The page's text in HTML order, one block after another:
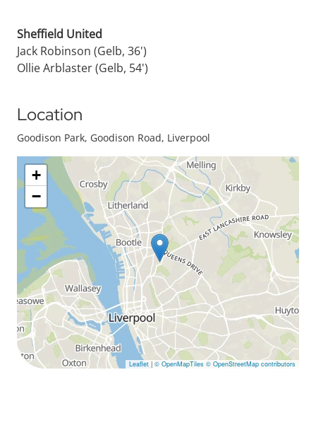
Sheffield United
Jack Robinson (Gelb, 36')
Ollie Arblaster (Gelb, 54')
Location
Goodison Park, Goodison Road, Liverpool
+
−
Leaflet | © OpenMapTiles © OpenStreetMap contributors